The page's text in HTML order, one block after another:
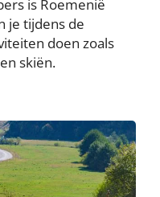
is Roemenië
je tijdens de
doen zoals
skiën.